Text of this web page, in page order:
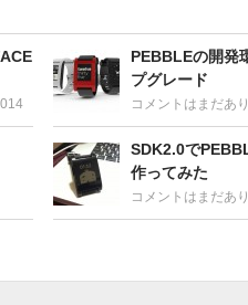
PEBBLEの開発
プグレード
コメントはまだあ
SDK2.0で
作ってみた
コメントはまだあ